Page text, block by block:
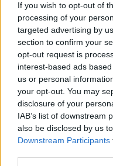
If you wish to opt-out of
processing of your
targeted advertising by
section to confirm your
opt-out request is
interest-based ads
us or personal
your opt-out. You may
disclosure of your
IAB’s list of downstream
also be disclosed by us
Downstream Participants
TCL, tra cui la serie
da 32, 27 e 25 pollici.
AUTORE
Andrea
Andrea
casual e
trasforma
quando
Stadio